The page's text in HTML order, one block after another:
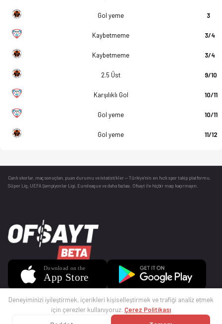
Gol yeme 3
Kaybetmeme 3/4
Kaybetmeme 3/4
2.5 Üst 9/10
Karşılıklı Gol 10/11
Gol yeme 10/11
Gol yeme 11/12
Canlı skorlar , maç sonuçları, puan durumu ve istatistikler — Türkiye’nin en hızlı spor takip platformu.
Süper Lig, UEFA Şampiyonlar Ligi, Euroleague ve daha fazlası. Ofsayt ile hiçbir maçı kaçırmayın.
Deneyiminizi iyileştirmek, içerikleri kişiselleştirmek ve trafiği analiz etmek
için çerezler kullanıyoruz. Çerez Politikası